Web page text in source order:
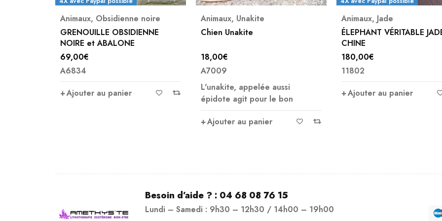
Animaux, Unakite
Chien Unakite
18,00€
A7009
L'unakite, appelée aussi
épidote agit pour le bon
Animaux, Jade
ÉLEPHANT VÉRITABLE JADE DE
180,00
11802
Ajouter au panier
Animaux
HIBOU LAPIS LAZULI
69,00€
A4321
Ajouter au panier
Besoin d’aide ? : 04 68 08 76 15
Lundi – Samedi : 9h30 – 12h30 / 14h00 – 19h00